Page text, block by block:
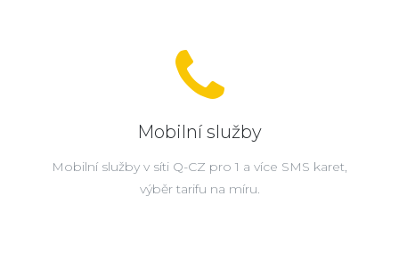
Mobilní služby
Mobilní služby v síti Q-CZ pro 1 a více SMS karet,
výběr tarifu na míru.